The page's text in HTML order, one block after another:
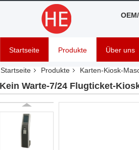
Startseite Produkte Über uns
Startseite Produkte Karten-Kiosk-
Kein Warte-7/24 Flugticket-